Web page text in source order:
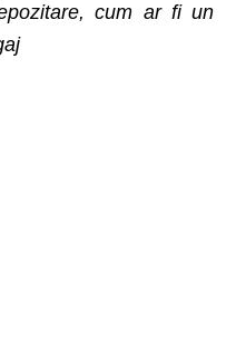
cum ar fi un